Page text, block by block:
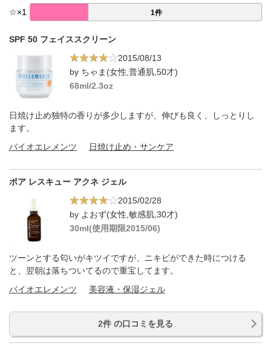
☆×1 1件
SPF 50 フェイススクリーン
2015/08/13
by ちゃま(女性,普通肌,50才)
68ml/2.3oz
日焼け止め独特の香りが多少しますが、伸びも良く、しっとりし
ます。
バイオエレメンツ
日焼け止め・サンケア
ポア レスキュー アクネ ジェル
2015/02/28
by よおず(女性,敏感肌,30才)
30ml(使用期限2015/06)
ツーンとする匂いがキツイですが、ニキビができた時につける
と、翌朝は落ちついてるので重宝してます。
バイオエレメンツ
美容液・保湿ジェル
2件 の口コミを見る